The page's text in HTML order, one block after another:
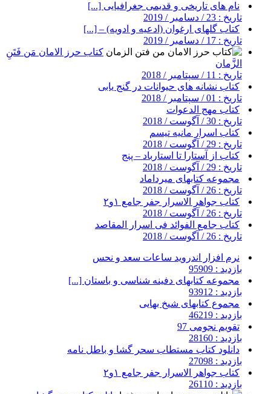
نام های تاریخی و قدیمی جغرافیایی [...]
تاریخ : 23 / دسامبر / 2019
کتاب گلهای ارغوان (ادعیه و ادویه) – [...]
تاریخ : 17 / دسامبر / 2019
کتاب حرز الامان مَن فَتَنِ
الزَّمان
تاریخ : 11 / سپتامبر / 2018
کتاب نشانه های حیوانات در گنج یابی
تاریخ : 01 / سپتامبر / 2018
کتاب مهج الدعوات
تاریخ : 30 / آگوست / 2018
کتاب اسرار مانیه تیسم
تاریخ : 29 / آگوست / 2018
کتاب از آستارا تا استارباد – پنج
تاریخ : 29 / آگوست / 2018
مجموعه کتابهای میرداماد
تاریخ : 26 / آگوست / 2018
کتاب جواهر الاسرار جفر جامع ۱و۲
تاریخ : 26 / آگوست / 2018
کتاب جامع الفوائد فی اسرار المقاصد
تاریخ : 26 / آگوست / 2018
نرم افزار اندروید ساعات سعد و نحس
بازدید : 95909
مجموعه کتابهای دفینه شناسی و باستان [...]
بازدید : 93912
مجموع کتابهای شیخ بهایی
بازدید : 46219
تقویم نجومی 97
بازدید : 28160
دانلود کتاب مستطاب سحر گشا و باطل نامه
بازدید : 27098
کتاب جواهر الاسرار جفر جامع ۱و۲
بازدید : 26110